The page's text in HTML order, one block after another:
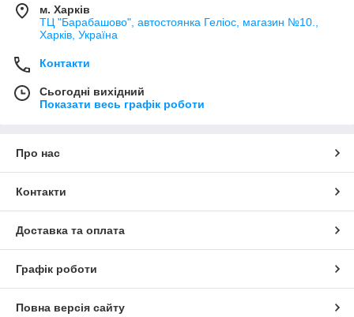
м. Харків
ТЦ "Барабашово", автостоянка Геліос, магазин №10.,
Харків, Україна
Контакти
Сьогодні вихідний
Показати весь графік роботи
Про нас
Контакти
Доставка та оплата
Графік роботи
Повна версія сайту